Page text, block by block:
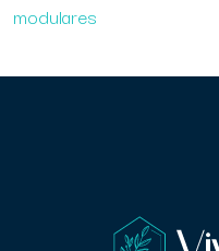
modulares